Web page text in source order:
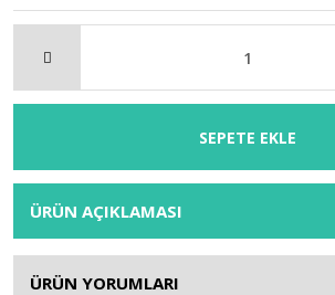
SEPETE EKLE
ÜRÜN AÇIKLAMASI
ÜRÜN YORUMLARI